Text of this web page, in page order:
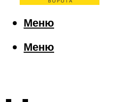
Меню
Меню